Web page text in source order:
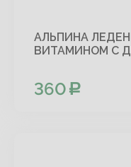
АЛЬПИНА
ВИТАМИНОМ С
360